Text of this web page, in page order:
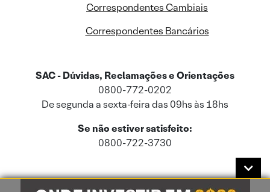
Correspondentes Cambiais
Correspondentes Bancários
SAC - Dúvidas, Reclamações e Orientações
0800-772-0202
De segunda a sexta-feira das 09hs às 18hs
Se não estiver satisfeito:
0800-722-3730